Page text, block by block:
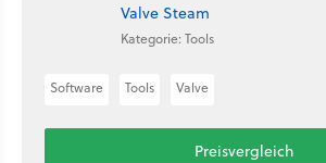
Valve Steam
Kategorie: Tools
Software Tools Valve
Preisvergleich